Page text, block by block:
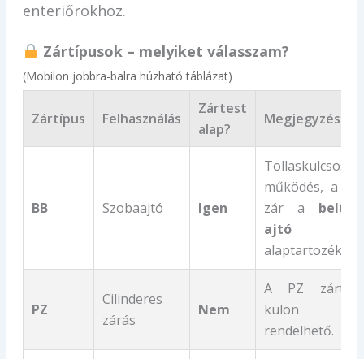
enteriőrökhöz.
Zártípusok – melyiket válasszam?
(Mobilon jobbra-balra húzható táblázat)
Zártípus Felhasználás
Zártest
alap?
Megjegyzés
BB Szobaajtó Igen
Tollaskulcsos
működés, a BB
zár a beltéri
ajtó
alaptartozéka.
PZ
Cilinderes
zárás
Nem
A PZ zártest
külön
rendelhető.